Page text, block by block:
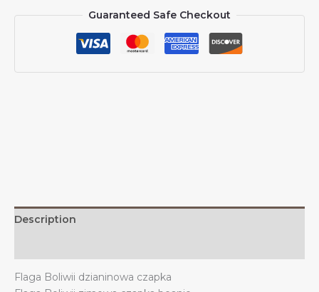
beanie
Boliwii
Mężczyźni
quantity
Guaranteed Safe Checkout
Description
Flaga Boliwii dzianinowa czapka